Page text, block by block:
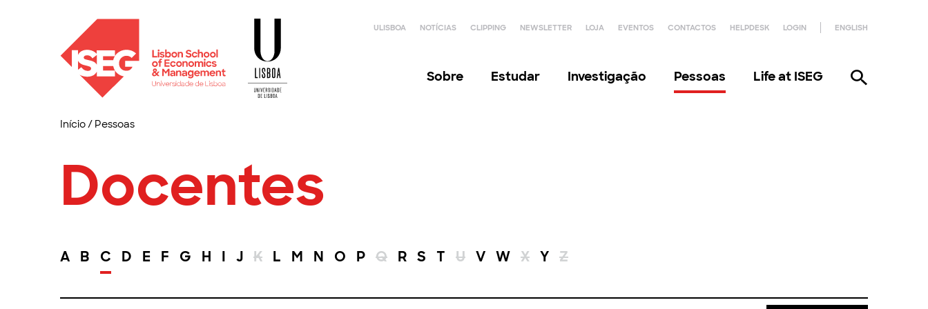
ULISBOA NOTÍCIAS CLIPPING NEWSLETTER LOJA EVENTOS CONTACTOS HELPDESK LOGIN ENGLISH
Sobre Estudar Investigação Pessoas Life at ISEG
Início/ Pessoas
Docentes
A B C D E F G H I J K L M N O P Q R S T U V W X Y Z